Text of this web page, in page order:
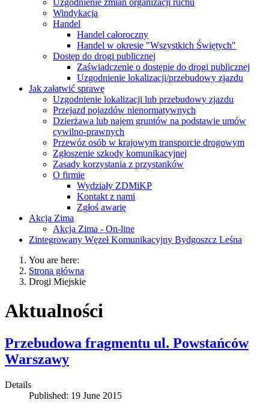
Windykacja
Handel
Handel całoroczny
Handel w okresie "Wszystkich Świętych"
Dostęp do drogi publicznej
Zaświadczenie o dostępie do drogi publicznej
Uzgodnienie lokalizacji/przebudowy zjazdu
Jak załatwić sprawę
Uzgodnienie lokalizacji lub przebudowy zjazdu
Przejazd pojazdów nienormatywnych
Dzierżawa lub najem gruntów na podstawie umów
cywilno-prawnych
Przewóz osób w krajowym transporcie drogowym
Zgłoszenie szkody komunikacyjnej
Zasady korzystania z przystanków
O firmie
Wydziały ZDMiKP
Kontakt z nami
Zgłoś awarię
Akcja Zima
Akcja Zima - On-line
Zintegrowany Węzeł Komunikacyjny Bydgoszcz Leśna
You are here:
Strona główna
Drogi Miejskie
Aktualności
Przebudowa fragmentu ul. Powstańców
Warszawy
Details
Published: 19 June 2015